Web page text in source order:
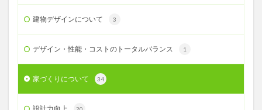
建物デザインについて 3
デザイン・性能・コストのトータルバランス 1
家づくりについて 34